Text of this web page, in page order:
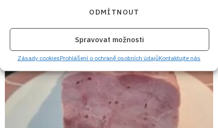
ODMÍTNOUT
Spravovat možnosti
Zásady cookiesProhlášení o ochraně osobních údajůKontaktujte nás